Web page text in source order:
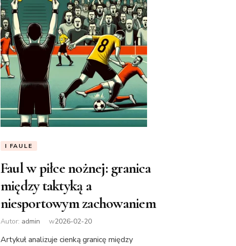
I FAULE
Faul w piłce nożnej: granica
między taktyką a
niesportowym zachowaniem
Autor: admin w2026-02-20
Artykuł analizuje cienką granicę między